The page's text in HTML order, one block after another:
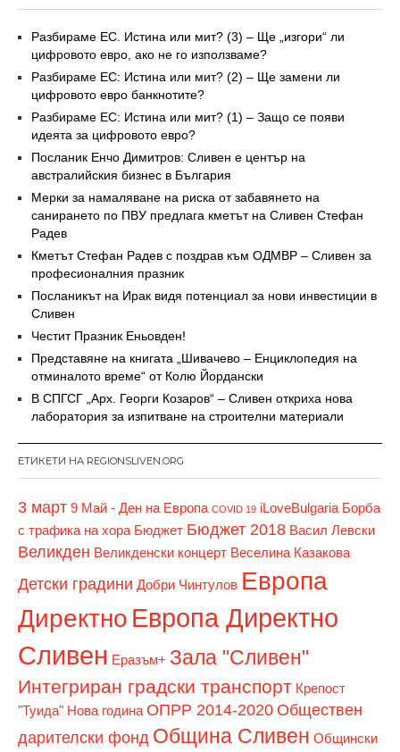
Разбираме ЕС. Истина или мит? (3) – Ще „изгори“ ли
цифровото евро, ако не го използваме?
Разбираме ЕС: Истина или мит? (2) – Ще замени ли
цифровото евро банкнотите?
Разбираме ЕС: Истина или мит? (1) – Защо се появи
идеята за цифровото евро?
Посланик Енчо Димитров: Сливен е център на
австралийския бизнес в България
Мерки за намаляване на риска от забавянето на
санирането по ПВУ предлага кметът на Сливен Стефан
Радев
Кметът Стефан Радев с поздрав към ОДМВР – Сливен за
професионалния празник
Посланикът на Ирак видя потенциал за нови инвестиции в
Сливен
Честит Празник Еньовден!
Представяне на книгата „Шивачево – Енциклопедия на
отминалото време“ от Колю Йордански
В СПГСГ „Арх. Георги Козаров“ – Сливен откриха нова
лаборатория за изпитване на строителни материали
ЕТИКЕТИ НА REGIONSLIVEN.ORG
3 март 9 Май - Ден на Европа COVID 19 iLoveBulgaria Борба
с трафика на хора Бюджет Бюджет 2018 Васил Левски
Великден Великденски концерт Веселина Казакова
Детски градини Добри Чинтулов Европа
Директно Европа Директно
Сливен Еразъм+ Зала "Сливен"
Интегриран градски транспорт Крепост
"Туида" Нова година ОПРР 2014-2020 Обществен
дарителски фонд Община Сливен Общински